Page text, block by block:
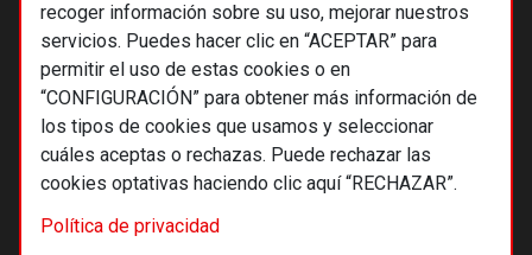
recoger información sobre su uso, mejorar nuestros
servicios. Puedes hacer clic en “ACEPTAR” para
permitir el uso de estas cookies o en
“CONFIGURACIÓN” para obtener más información de
los tipos de cookies que usamos y seleccionar
cuáles aceptas o rechazas. Puede rechazar las
cookies optativas haciendo clic aquí “RECHAZAR”.
Política de privacidad
© 2026 Alternativas económicas SCCL
Footer
Términos y condiciones de uso